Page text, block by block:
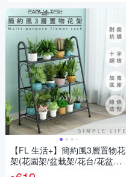
【FL 生活+】簡約風3層置物花
架(花園架/盆栽架/花台/花盆架/
花台/多肉花架/A-287)